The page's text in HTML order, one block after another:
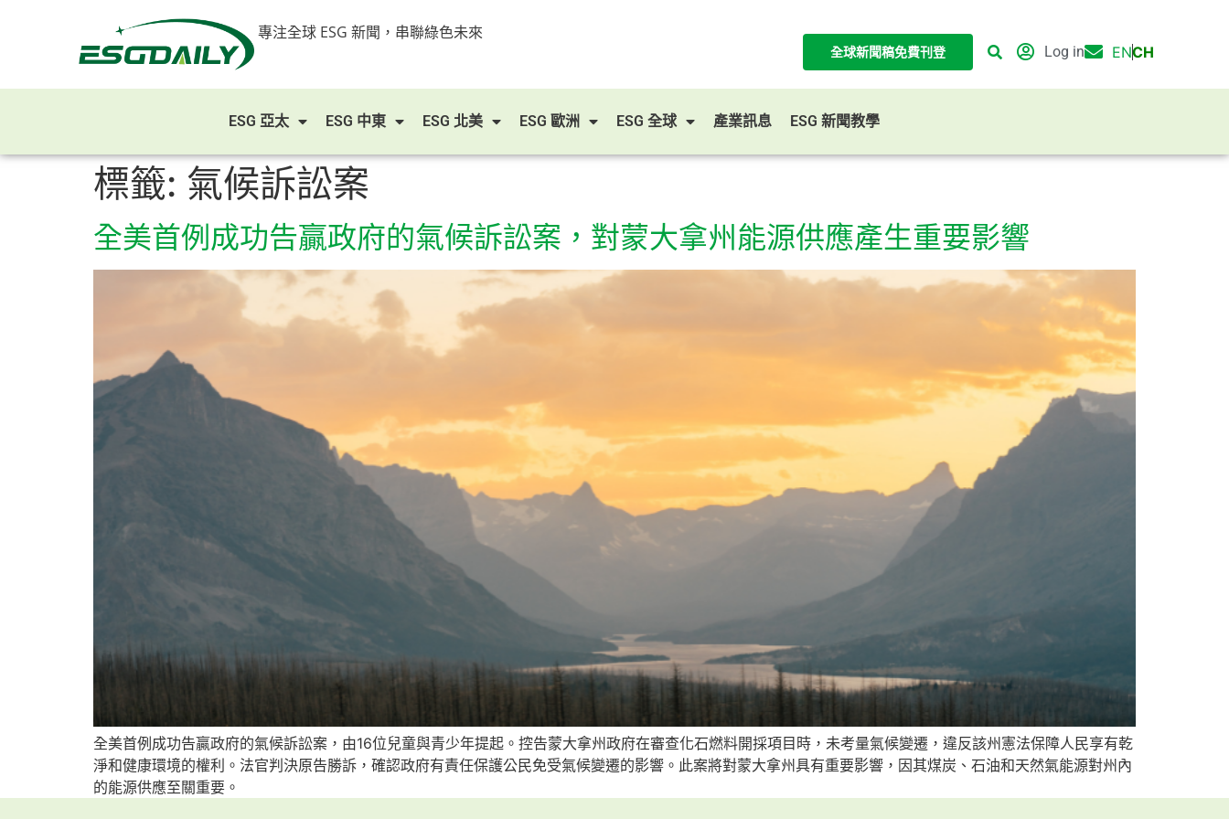
專注全球 ESG 新聞，串聯綠色未來
全球新聞稿免費刊登 Log in ENCH
ESG 亞太 ESG 中東 ESG 北美 ESG 歐洲 ESG 全球 產業訊息 ESG 新聞教學
標籤: 氣候訴訟案
全美首例成功告贏政府的氣候訴訟案，對蒙大拿州能源供應產生重要影響
全美首例成功告贏政府的氣候訴訟案，由16位兒童與青少年提起。控告蒙大拿州政府在審查化石燃料開採項目時，未考量氣候變遷，違反該州憲法保障人民享有乾
淨和健康環境的權利。法官判決原告勝訴，確認政府有責任保護公民免受氣候變遷的影響。此案將對蒙大拿州具有重要影響，因其煤炭、石油和天然氣能源對州內
的能源供應至關重要。